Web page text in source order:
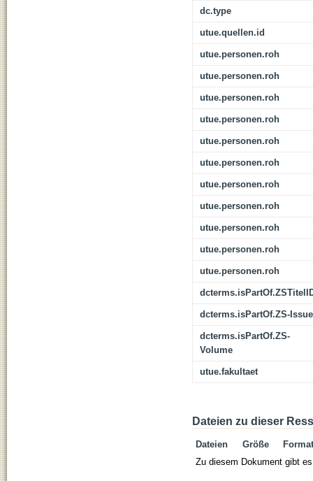
dc.type
utue.quellen.id
utue.personen.roh
utue.personen.roh
utue.personen.roh
utue.personen.roh
utue.personen.roh
utue.personen.roh
utue.personen.roh
utue.personen.roh
utue.personen.roh
utue.personen.roh
utue.personen.roh
dcterms.isPartOf.ZS-Issue
dcterms.isPartOf.ZS-
Volume
utue.fakultaet
Dateien zu dieser
Dateien Größe
Format
Zu diesem Dokument gibt